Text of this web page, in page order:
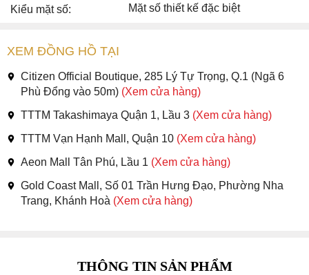
Kiểu mặt số: Mặt số thiết kế đặc biệt
XEM ĐỒNG HỒ TẠI
Citizen Official Boutique, 285 Lý Tự Trọng, Q.1 (Ngã 6
Phù Đổng vào 50m) (Xem cửa hàng)
TTTM Takashimaya Quận 1, Lầu 3 (Xem cửa hàng)
TTTM Vạn Hạnh Mall, Quận 10 (Xem cửa hàng)
Aeon Mall Tân Phú, Lầu 1 (Xem cửa hàng)
Gold Coast Mall, Số 01 Trần Hưng Đạo, Phường Nha
Trang, Khánh Hoà (Xem cửa hàng)
THÔNG TIN SẢN PHẨM